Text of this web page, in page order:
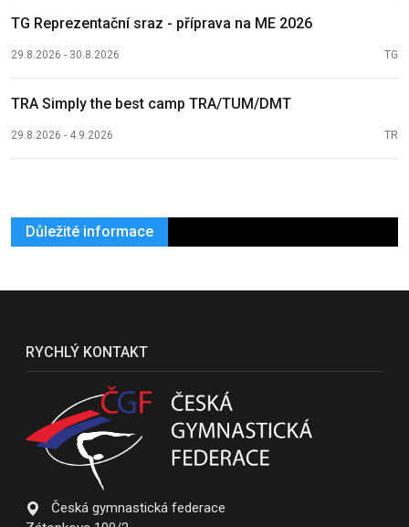
TG Reprezentační sraz - příprava na ME 2026
29.8.2026 - 30.8.2026 TG
TRA Simply the best camp TRA/TUM/DMT
29.8.2026 - 4.9.2026 TR
Důležité informace
RYCHLÝ KONTAKT
Česká gymnastická federace